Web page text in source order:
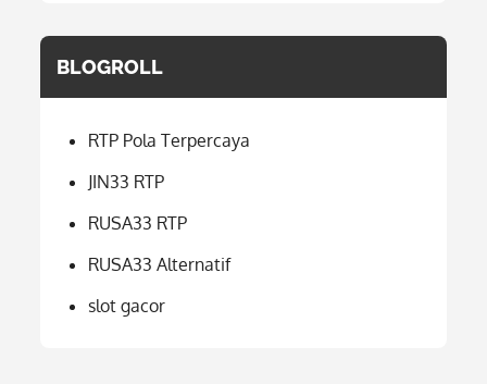
BLOGROLL
RTP Pola Terpercaya
JIN33 RTP
RUSA33 RTP
RUSA33 Alternatif
slot gacor